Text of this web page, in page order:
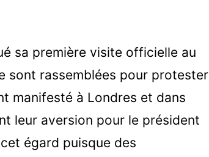
sa première visite officielle au
sont rassemblées pour protester
manifesté à Londres et dans
leur aversion pour le président
égard puisque des